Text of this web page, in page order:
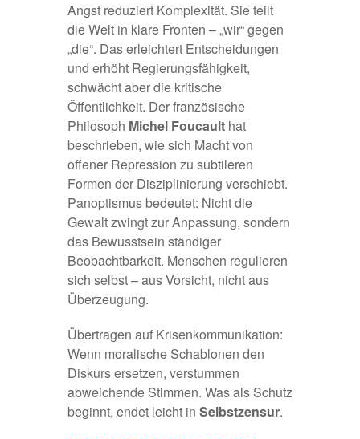
Angst reduziert Komplexität. Sie teilt
die Welt in klare Fronten – „wir“ gegen
„die“. Das erleichtert Entscheidungen
und erhöht Regierungsfähigkeit,
schwächt aber die kritische
Öffentlichkeit. Der französische
Philosoph Michel Foucault hat
beschrieben, wie sich Macht von
offener Repression zu subtileren
Formen der Disziplinierung verschiebt.
Panoptismus bedeutet: Nicht die
Gewalt zwingt zur Anpassung, sondern
das Bewusstsein ständiger
Beobachtbarkeit. Menschen regulieren
sich selbst – aus Vorsicht, nicht aus
Überzeugung.
Übertragen auf Krisenkommunikation:
Wenn moralische Schablonen den
Diskurs ersetzen, verstummen
abweichende Stimmen. Was als Schutz
beginnt, endet leicht in Selbstzensur.